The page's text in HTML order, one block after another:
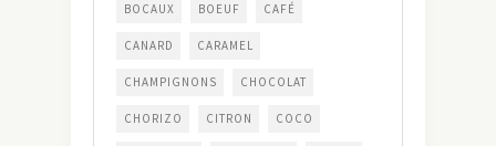
BOCAUX BOEUF CAFÉ
CANARD CARAMEL
CHAMPIGNONS CHOCOLAT
CHORIZO CITRON COCO